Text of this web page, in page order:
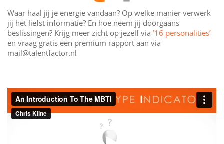
Waar haal jij je energie vandaan? Op welke manier verwerk
jij het liefst informatie? En hoe neem jij doorgaans
beslissingen? Krijg meer zicht op jezelf via ’16 personalities’
en vraag gratis een premium rapport aan via
mail@talentfactor.nl
Videospeler